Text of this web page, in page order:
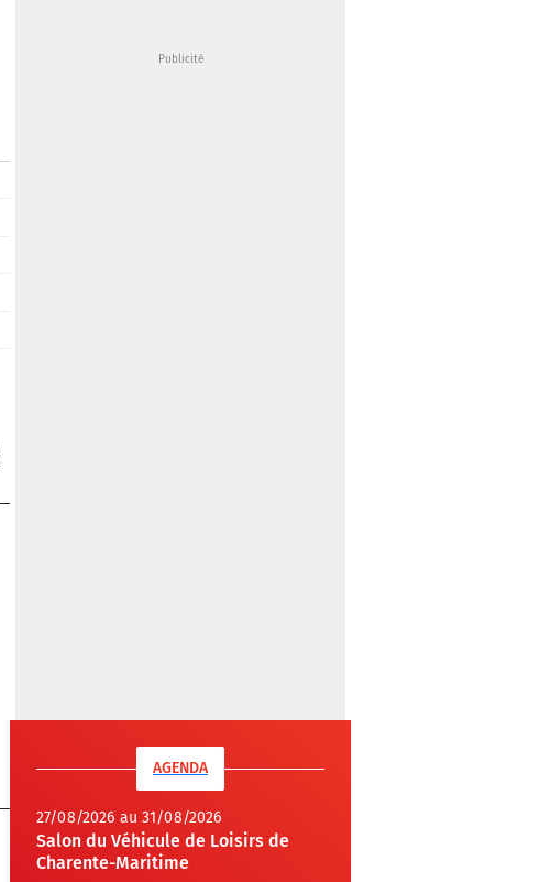
AGENDA
27/08/2026 au 31/08/2026
Salon du Véhicule de Loisirs de
Charente-Maritime